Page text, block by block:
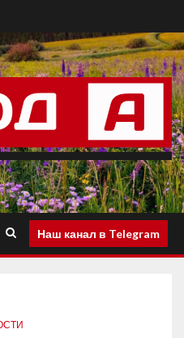
Наш канал в Telegram